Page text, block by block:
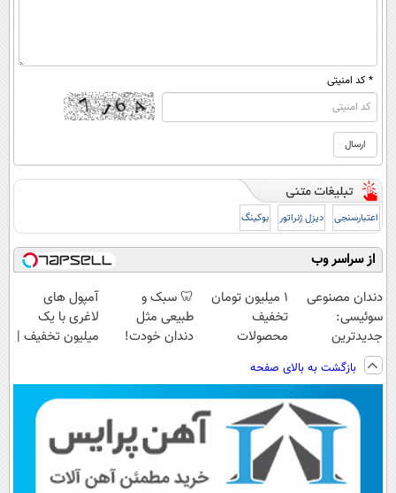
* کد امنیتی
اعتبارسنجی دیزل ژنراتور بوکینگ
از سراسر وب
دندان مصنوعی
سوئیسی:
جدیدترین
فناوری اروپا،
سبک و مقاوم |
پرداخت قسطی
۱ میلیون تومان
تخفیف
محصولات
نزدیک‌تر به
شروع کاهش
وزن
🦷 سبک و
طبیعی مثل
دندان خودت!
💳 📍 تهران
آمپول های
لاغری با یک
میلیون تخفیف |
معتبر
بازگشت به بالای صفحه